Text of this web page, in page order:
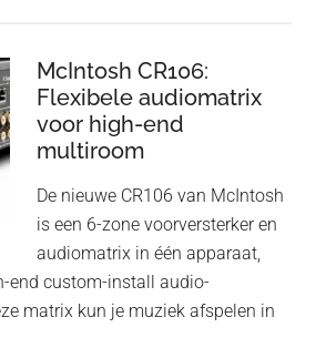
–
4
McIntosh CR106:
Flexibele audiomatrix
voor high-end
multiroom
De nieuwe CR106 van McIntosh
is een 6-zone voorversterker en
audiomatrix in één apparaat,
end custom-install audio-
matrix kun je muziek afspelen in